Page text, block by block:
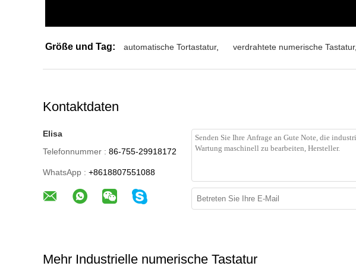
Größe und Tag: automatische Tortastatur, verdrahtete numerische Tastatur,
Kontaktdaten
Elisa
Telefonnummer : 86-755-29918172
WhatsApp : +8618807551088
Mehr Industrielle numerische Tastatur